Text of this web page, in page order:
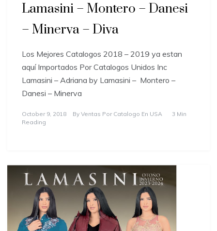
Lamasini – Montero – Danesi
– Minerva – Diva
Los Mejores Catalogos 2018 – 2019 ya estan
aquí Importados Por Catalogos Unidos Inc
Lamasini – Adriana by Lamasini – Montero –
Danesi – Minerva
October 9, 2018 By Ventas Por Catalogo En USA
3 Min
Reading